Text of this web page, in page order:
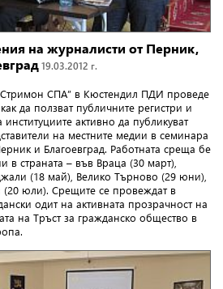
на журналисти от Перник,
19.03.2012 г.
СПА” в Кюстендил ПДИ проведе
да ползват публичните регистри и
активно да публикуват
на местните медии в семинара
и Благоевград. Работната среща бе
в страната – във Враца (30 март),
(18 май), Велико Търново (29 юни),
юли). Срещите се провеждат в
одит на активната прозрачност на
на Тръст за гражданско общество в